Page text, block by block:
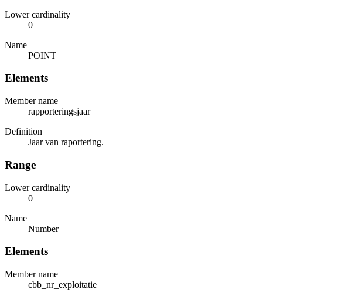
Lower cardinality
0
Name
POINT
Elements
Member name
rapporteringsjaar
Definition
Jaar van raportering.
Range
Lower cardinality
0
Name
Number
Elements
Member name
cbb_nr_exploitatie